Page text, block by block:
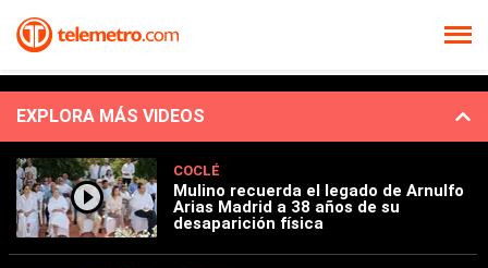
EXPLORA MÁS VIDEOS
COCLÉ
Mulino recuerda el legado de Arnulfo
Arias Madrid a 38 años de su
desaparición física